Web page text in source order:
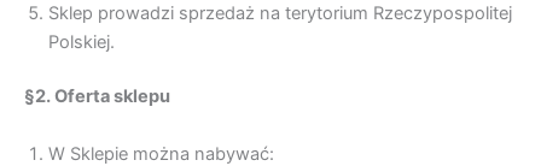
Sklep prowadzi sprzedaż na terytorium Rzeczypospolitej
Polskiej.
§2. Oferta sklepu
W Sklepie można nabywać: